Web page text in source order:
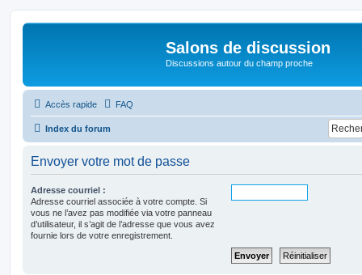
Salons de discussion
Discussions autour du champ proche
Accès rapide FAQ
Index du forum
Envoyer votre mot de passe
Adresse courriel :
Adresse courriel associée à votre compte. Si
vous ne l’avez pas modifiée via votre panneau
d’utilisateur, il s’agit de l’adresse que vous avez
fournie lors de votre enregistrement.